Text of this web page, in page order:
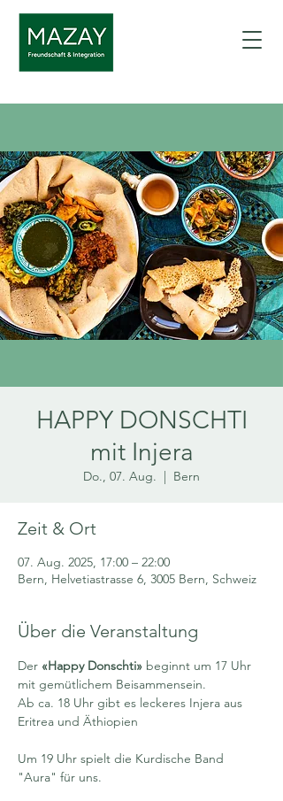
HAPPY DONSCHTI
mit Injera
Do., 07. Aug.
  |
Bern
Zeit & Ort
07. Aug. 2025, 17:00 – 22:00
Bern, Helvetiastrasse 6, 3005 Bern, Schweiz
Über die Veranstaltung
Der «Happy Donschti» beginnt um 17 Uhr
mit gemütlichem Beisammensein.
Ab ca. 18 Uhr gibt es leckeres Injera aus
Eritrea und Äthiopien
Um 19 Uhr spielt die Kurdische Band
"Aura" für uns.